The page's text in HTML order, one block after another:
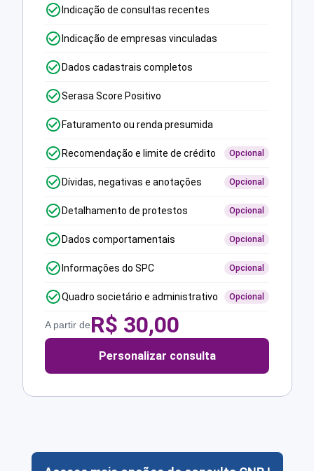
Indicação de consultas recentes
Indicação de empresas vinculadas
Dados cadastrais completos
Serasa Score Positivo
Faturamento ou renda presumida
Recomendação e limite de crédito Opcional
Dívidas, negativas e anotações Opcional
Detalhamento de protestos Opcional
Dados comportamentais Opcional
Informações do SPC Opcional
Quadro societário e administrativo Opcional
A partir deR$ 30,00
Personalizar consulta